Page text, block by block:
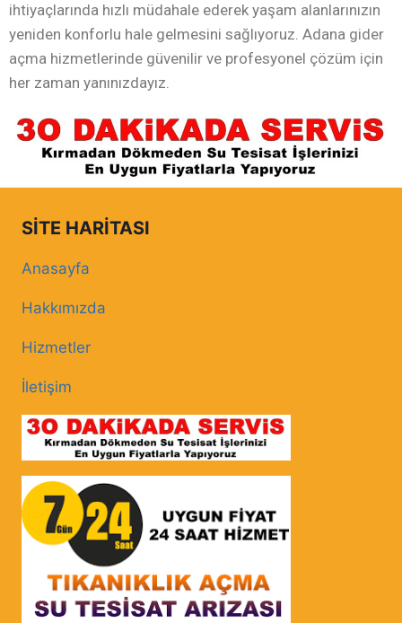
ihtiyaçlarında hızlı müdahale ederek yaşam alanlarınızın
yeniden konforlu hale gelmesini sağlıyoruz. Adana gider
açma hizmetlerinde güvenilir ve profesyonel çözüm için
her zaman yanınızdayız.
SITE HARITASI
Anasayfa
Hakkımızda
Hizmetler
İletişim